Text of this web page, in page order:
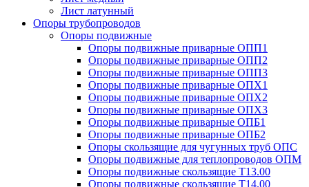
Лист латунный
Опоры трубопроводов
Опоры подвижные
Опоры подвижные приварные ОПП1
Опоры подвижные приварные ОПП2
Опоры подвижные приварные ОПП3
Опоры подвижные приварные ОПХ1
Опоры подвижные приварные ОПХ2
Опоры подвижные приварные ОПХ3
Опоры подвижные приварные ОПБ1
Опоры подвижные приварные ОПБ2
Опоры скользящие для чугунных труб ОПС
Опоры подвижные для теплопроводов ОПМ
Опоры подвижные скользящие Т13.00
Опоры подвижные скользящие Т14.00